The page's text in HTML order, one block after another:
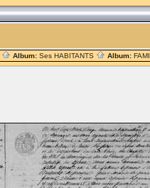
Album: Ses HABITANTS Album: